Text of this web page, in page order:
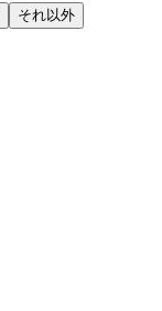
それ以外